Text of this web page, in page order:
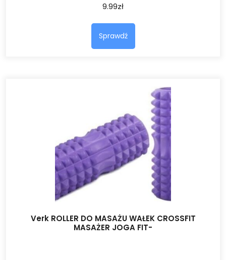
9.99zł
Sprawdź
Verk ROLLER DO MASAŻU WAŁEK CROSSFIT
MASAŻER JOGA FIT-